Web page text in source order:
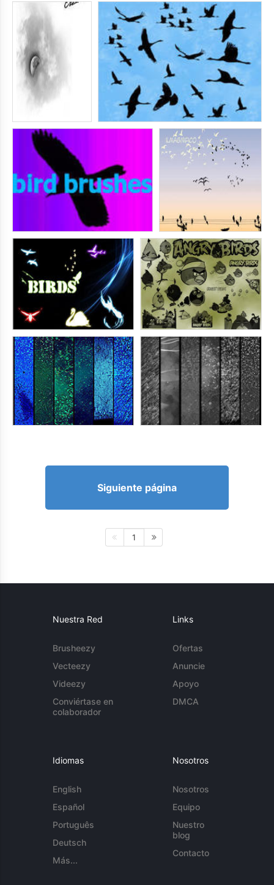
Siguiente página
1
Nuestra Red
Brusheezy
Vecteezy
Videezy
Conviértase en
colaborador
Links
Ofertas
Anuncie
Apoyo
DMCA
Idiomas
English
Español
Português
Deutsch
Más...
Nosotros
Nosotros
Equipo
Nuestro
blog
Contacto